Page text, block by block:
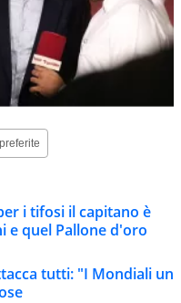
i tifosi il capitano è
e quel Pallone d'oro
tutti: "I Mondiali un